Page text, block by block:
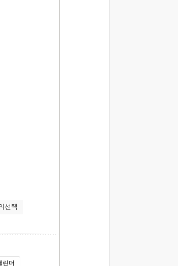
선택
린더